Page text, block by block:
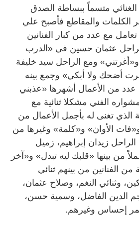
الغنائي متسماً ببساطة الصدق
الكلمات والمقاطع فأصبح علي
تعامل مع عدد من كبار الفنانين
عثمان حسين في «الدرب
ومع الراحل سيد خليفة
أضحك ولا أبكي» وجمع بينه
من الأعمال أشهرها «عذبني
الفني مشكلا ثنائية مع
الذي تغنى له بأجمل الأعمال من
الأوان» و«كلمة» وغيرها من
الراحل زيدان إبراهيم، زميل
من بينها «قلبك ليه تبدل» و«آخر
الفنانين من بينهم ثنائي
وثنائي النغم، وصلاح عثمان،
الدين الفاضل، وسمية حسن،
إحساس وغيرهم.